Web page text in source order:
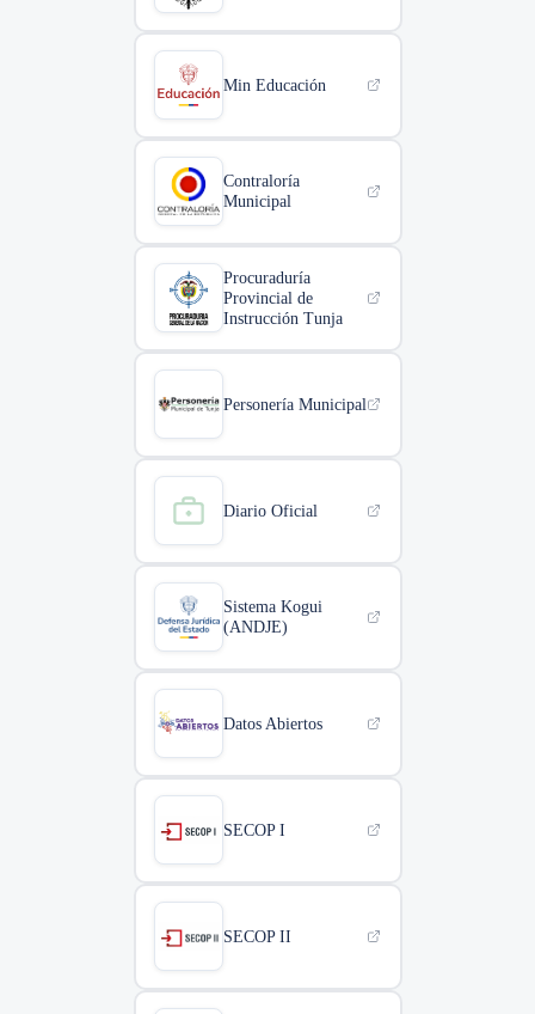
Min Educación
Contraloría
Municipal
Procuraduría
Provincial de
Instrucción Tunja
Personería Municipal
Diario Oficial
Sistema Kogui
(ANDJE)
Datos Abiertos
SECOP I
SECOP II